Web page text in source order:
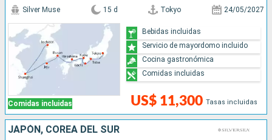
Comidas incluidas
Silver Muse 15 d Tokyo 24/05/2027
US$ 11,300 Tasas incluidas
Bebidas incluidas
Servicio de mayordomo incluido
Cocina gastronómica
Comidas incluidas
JAPÓN, COREA DEL SUR